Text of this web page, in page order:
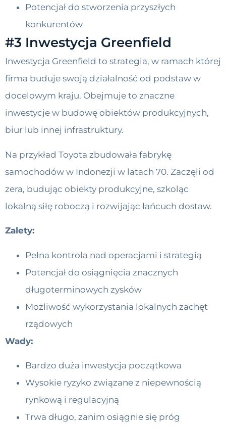
Potencjał do stworzenia przyszłych
konkurentów
#3 Inwestycja Greenfield
Inwestycja Greenfield to strategia, w ramach której
firma buduje swoją działalność od podstaw w
docelowym kraju. Obejmuje to znaczne
inwestycje w budowę obiektów produkcyjnych,
biur lub innej infrastruktury.
Na przykład Toyota zbudowała fabrykę
samochodów w Indonezji w latach 70. Zaczęli od
zera, budując obiekty produkcyjne, szkoląc
lokalną siłę roboczą i rozwijając łańcuch dostaw.
Zalety:
Pełna kontrola nad operacjami i strategią
Potencjał do osiągnięcia znacznych
długoterminowych zysków
Możliwość wykorzystania lokalnych zachęt
rządowych
Wady:
Bardzo duża inwestycja początkowa
Wysokie ryzyko związane z niepewnością
rynkową i regulacyjną
Trwa długo, zanim osiągnie się próg